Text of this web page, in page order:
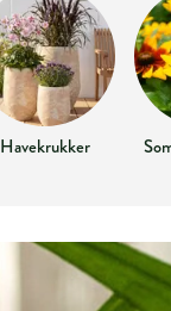
Havekrukker